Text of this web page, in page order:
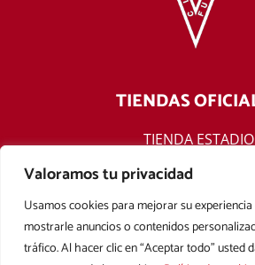
Valoramos tu privacidad
Usamos cookies para mejorar su
mostrarle anuncios o contenidos
tráfico. Al hacer clic en “Aceptar todo” usted
TIENDAS
TIENDA ESTADIO
TIENDA ONLINE
F
a
c
e
T
w
i
t
Y
o
u
t
I
n
s
t